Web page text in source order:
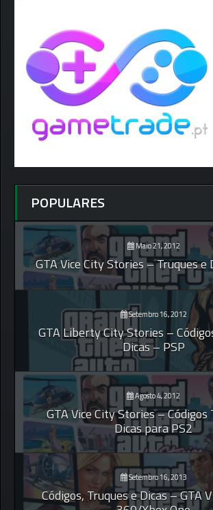
POPULARES
Maio 21, 2012
GTA Vice City Stories – Truques e
Setembro 16, 2012
GTA Liberty City Stories –
Dicas – PSP
Agosto 4, 2012
GTA Vice City Stories – Códigos
Dicas para PS2
Setembro 16, 2013
Códigos, Truques e Dicas – GTA